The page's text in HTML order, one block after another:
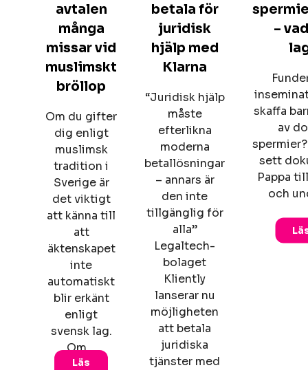
avtalen
många
missar vid
muslimskt
bröllop
Om du gifter
dig enligt
muslimsk
tradition i
Sverige är
det viktigt
att känna till
att
äktenskapet
inte
automatiskt
blir erkänt
enligt
svensk lag.
Om…
Läs
betala för
juridisk
hjälp med
Klarna
“Juridisk hjälp
måste
efterlikna
moderna
betallösningar
– annars är
den inte
tillgänglig för
alla”
Legaltech-
bolaget
Kliently
lanserar nu
möjligheten
att betala
juridiska
tjänster med
–
skaffa
av
sett
Pappa
och